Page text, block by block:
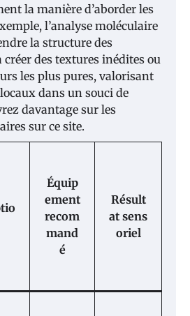
la manière d’aborder les
l’analyse moléculaire
la structure des
des textures inédites ou
les plus pures, valorisant
dans un souci de
davantage sur les
sur ce site.
Équip
ement
recom
mand
é
Résult
at sens
oriel